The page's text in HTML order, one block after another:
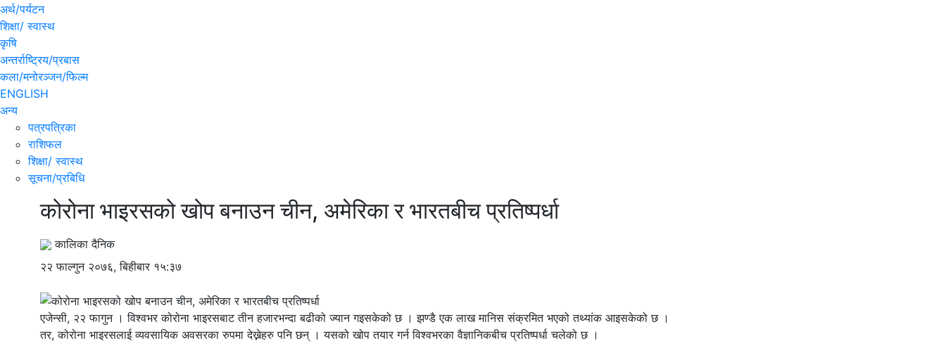
अर्थ/पर्यटन
शिक्षा/ स्वास्थ
कृषि
अन्तर्राष्ट्रिय/प्रबास
कला/मनोरञ्जन/फिल्म
ENGLISH
अन्य
पत्रपत्रिका
राशिफल
शिक्षा/ स्वास्थ
सूचना/प्रबिधि
कोरोना भाइरसको खोप बनाउन चीन, अमेरिका र भारतबीच प्रतिष्पर्धा
कालिका दैनिक
२२ फाल्गुन २०७६, बिहीबार १५:३७
एजेन्सी, २२ फागुन । विश्वभर कोरोना भाइरसबाट तीन हजारभन्दा बढीको ज्यान गइसकेको छ । झण्डै एक लाख मानिस संक्रमित भएको तथ्यांक आइसकेको छ ।
तर, कोरोना भाइरसलाई व्यवसायिक अवसरका रुपमा देख्नेहरु पनि छन् । यसको खोप तयार गर्न विश्वभरका वैज्ञानिकबीच प्रतिष्पर्धा चलेको छ ।